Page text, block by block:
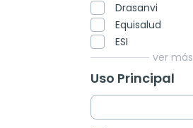
Drasanvi
Equisalud
ESI
ver más
Uso Principal